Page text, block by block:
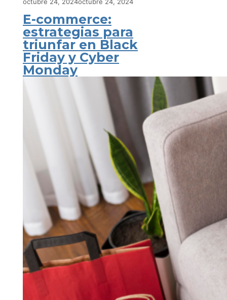
octubre 24, 2024octubre 24, 2024
E-commerce:
estrategias para
triunfar en Black
Friday y Cyber
Monday